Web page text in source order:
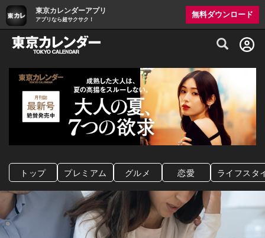
東京カレンダーアプリ
アプリなら超サクサク！
無料ダウンロード
グルメ情報・プレミアムレストラン予約
トップ プレミアム グルメ 恋愛 ライフスタ